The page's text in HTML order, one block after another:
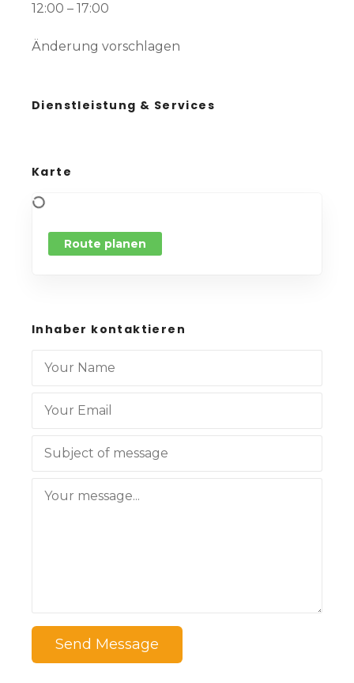
12:00 – 17:00
Änderung vorschlagen
Dienstleistung & Services
Karte
Route planen
Inhaber kontaktieren
Send Message